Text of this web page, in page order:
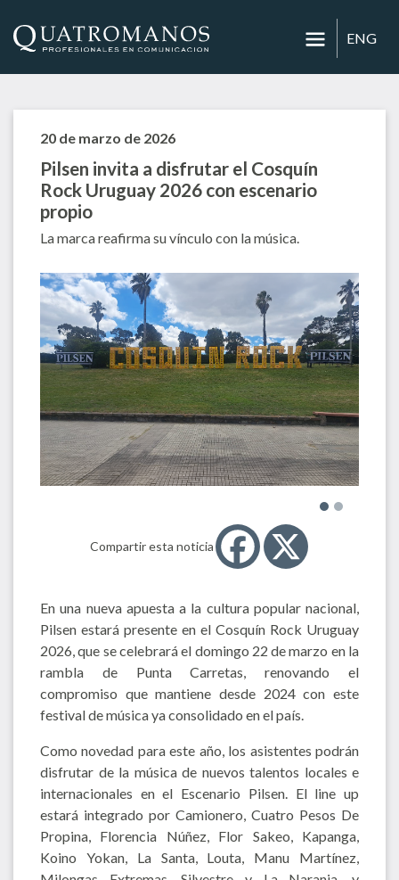
ENG
20 de marzo de 2026
Pilsen invita a disfrutar el Cosquín
Rock Uruguay 2026 con escenario
propio
La marca reafirma su vínculo con la música.
Compartir esta noticia
En una nueva apuesta a la cultura popular nacional,
Pilsen estará presente en el Cosquín Rock Uruguay
2026, que se celebrará el domingo 22 de marzo en la
rambla de Punta Carretas, renovando el
compromiso que mantiene desde 2024 con este
festival de música ya consolidado en el país.
Como novedad para este año, los asistentes podrán
disfrutar de la música de nuevos talentos locales e
internacionales en el Escenario Pilsen. El line up
estará integrado por Camionero, Cuatro Pesos De
Propina, Florencia Núñez, Flor Sakeo, Kapanga,
Koino Yokan, La Santa, Louta, Manu Martínez,